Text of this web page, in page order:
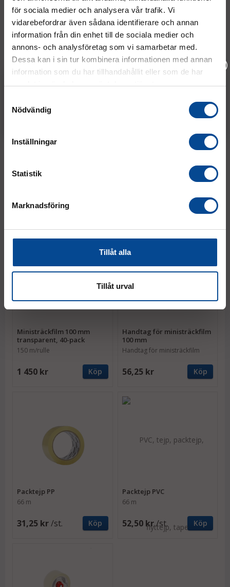
för sociala medier och analysera vår trafik. Vi
vidarebefordrar även sådana identifierare och annan
information från din enhet till de sociala medier och
annons- och analysföretag som vi samarbetar med.
Dessa kan i sin tur kombinera informationen med annan
information som du har tillhandahållit eller som de har
samlat in när du har använt deras tjänster.
Nödvändig
Inställningar
Statistik
Marknadsföring
Tillåt alla
Tillåt urval
Sopsäckar, 25 st, 125 L,
svart
25 säckar /rulle
118,75 kr Köp
Sträckfilm 450 mm svart, 6-
pack
300 m/rulle
1 237,50 kr Köp
Sträckfilm 450 mm
1 237,50 kr
Sträckfilmshållare för
Köp
Ministräckfilm 100 mm
transparent, 40-pack
150 m/rulle
1 450 kr Köp
Handtag för ministräckfilm
100 mm
Handtag för ministräckfilm
56,25 kr Köp
Packtejp PP
66 m
31,25 kr/st. Köp
Packtejp PVC
66 m
52,50 kr/st. Köp